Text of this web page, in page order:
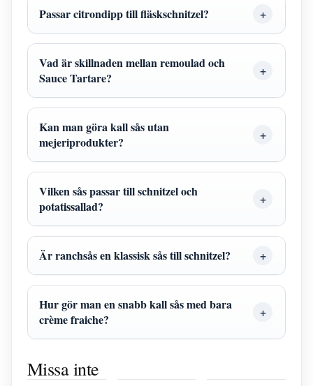
Passar citrondipp till fläskschnitzel?
Vad är skillnaden mellan remoulad och
Sauce Tartare?
Kan man göra kall sås utan
mejeriprodukter?
Vilken sås passar till schnitzel och
potatissallad?
Är ranchsås en klassisk sås till schnitzel?
Hur gör man en snabb kall sås med bara
crème fraiche?
Missa inte
Swish kan
man ta emot?